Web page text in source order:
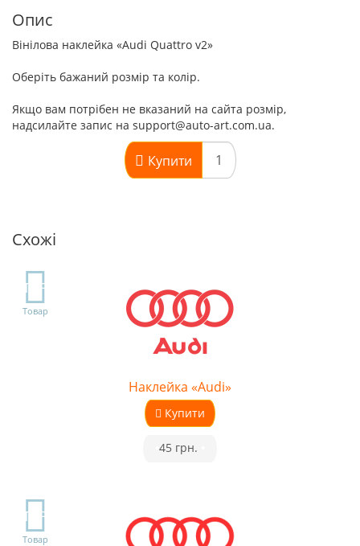
Опис
Вінілова наклейка «Audi Quattro v2»
Оберіть бажаний розмір та колір.
Якщо вам потрібен не вказаний на сайта розмір,
надсилайте запис на support@auto-art.com.ua.
Купити
Схожі
TOP
Товар
Наклейка «Audi»
Купити
45 грн.
TOP
Товар